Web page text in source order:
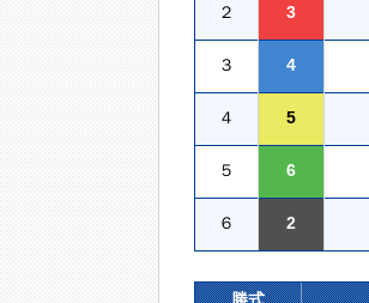
２ 3
３ 4
４ 5
５ 6
６ 2